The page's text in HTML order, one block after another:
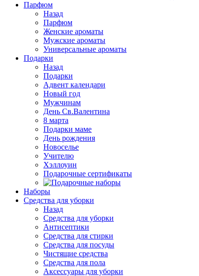
Парфюм
Назад
Парфюм
Женские ароматы
Мужские ароматы
Универсальные ароматы
Подарки
Назад
Подарки
Адвент календари
Новый год
Мужчинам
День Св.Валентина
8 марта
Подарки маме
День рождения
Новоселье
Учителю
Хэллоуин
Подарочные сертификаты
Наборы
Средства для уборки
Назад
Средства для уборки
Антисептики
Средства для стирки
Средства для посуды
Чистящие средства
Средства для пола
Аксессуары для уборки